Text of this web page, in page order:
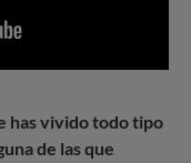
has vivido todo tipo
de las que